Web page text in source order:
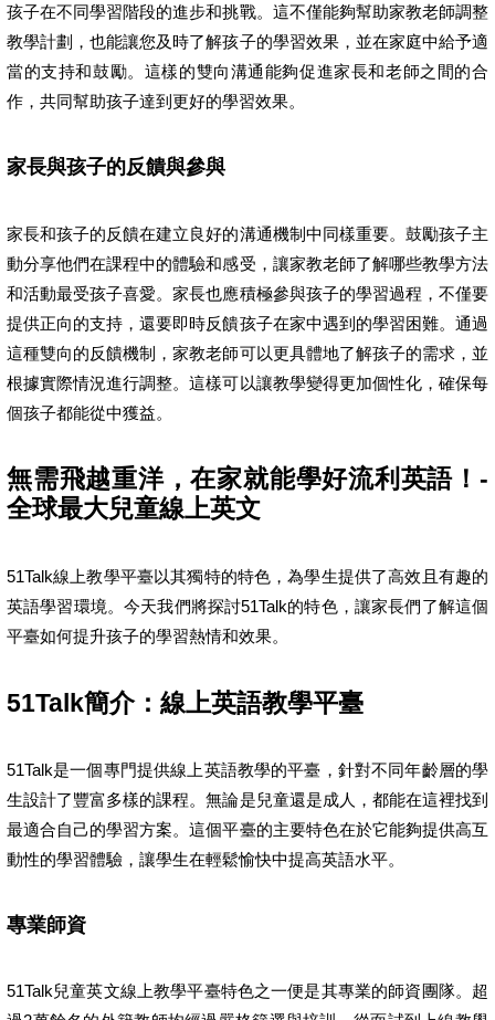
孩子在不同學習階段的進步和挑戰。這不僅能夠幫助家教老師調整
教學計劃，也能讓您及時了解孩子的學習效果，並在家庭中給予適
當的支持和鼓勵。這樣的雙向溝通能夠促進家長和老師之間的合
作，共同幫助孩子達到更好的學習效果。
家長與孩子的反饋與參與
家長和孩子的反饋在建立良好的溝通機制中同樣重要。鼓勵孩子主
動分享他們在課程中的體驗和感受，讓家教老師了解哪些教學方法
和活動最受孩子喜愛。家長也應積極參與孩子的學習過程，不僅要
提供正向的支持，還要即時反饋孩子在家中遇到的學習困難。通過
這種雙向的反饋機制，家教老師可以更具體地了解孩子的需求，並
根據實際情況進行調整。這樣可以讓教學變得更加個性化，確保每
個孩子都能從中獲益。
無需飛越重洋，在家就能學好流利英語！-
全球最大兒童線上英文
51Talk線上教學平臺以其獨特的特色，為學生提供了高效且有趣的
英語學習環境。今天我們將探討51Talk的特色，讓家長們了解這個
平臺如何提升孩子的學習熱情和效果。
51Talk簡介：線上英語教學平臺
51Talk是一個專門提供線上英語教學的平臺，針對不同年齡層的學
生設計了豐富多樣的課程。無論是兒童還是成人，都能在這裡找到
最適合自己的學習方案。這個平臺的主要特色在於它能夠提供高互
動性的學習體驗，讓學生在輕鬆愉快中提高英語水平。
專業師資
51Talk兒童英文線上教學平臺特色之一便是其專業的師資團隊。超